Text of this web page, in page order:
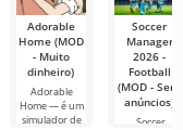
Adorable
Home (MOD
- Muito
dinheiro)
Adorable
Home — é um
simulador de
Soccer
Manager
2026 -
Football
(MOD - Sem
anúncios)
Soccer